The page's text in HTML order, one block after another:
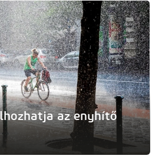
az enyhítő